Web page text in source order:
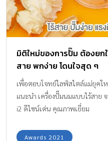
มิติใหม่ของการปั๊ม ต้องยก
สาย พกง่าย โดนใจสุด ๆ
เพื่อตอบโจทย์ไลฟ์สไตล์แม่ยุคใ
แนะนํา เครื่องปั๊มนมแบบไร้สาย
i2 ดีไซน์เด่น คุณภาพเยี่ยม
Awards 2021